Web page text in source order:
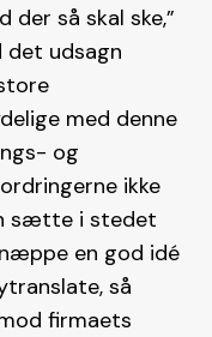
der så skal ske,”
det udsagn
med denne
og
ikke
sætte i stedet
en god idé
så
firmaets